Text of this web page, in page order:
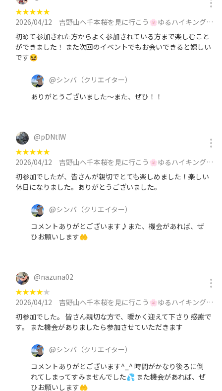
★★★★★
2026/04/12
吉野山へ千本桜を見に行こう🌸ゆるハイキング🌸下山後は温泉でシメ♨️に参加
初めて参加された方からよく参加されている方まで楽しむこと
ができました！ また次回のイベントでもお会いできると嬉しい
です😆
@シンバ （クリエイター）
ありがとうございました〜また、ぜひ！！
@pDNtlW
★★★★★
2026/04/12
吉野山へ千本桜を見に行こう🌸ゆるハイキング🌸下山後は温泉でシメ♨️に参加
初参加でしたが、皆さんが親切でとても楽しめました！楽しい
休日になりました。ありがとうございました。
@シンバ （クリエイター）
コメントありがとございます♪また、機会があれば、ぜ
ひお願いします🤲
@nazuna02
★★★★★
2026/04/12
吉野山へ千本桜を見に行こう🌸ゆるハイキング🌸下山後は温泉でシメ♨️に参加
初参加でした。 皆さん親切な方で、暖かく迎えて下さり 感謝で
す。 また機会がありましたら参加させていただきます
@シンバ （クリエイター）
コメントありがとございます^_^ 時間がかなり後ろに倒
れてしまってすみませんでした💦 また機会があれば、ぜ
ひお願いします🤲